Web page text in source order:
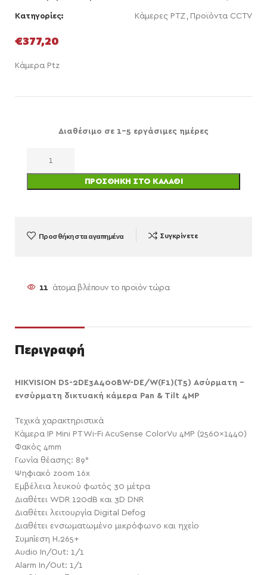
Κατηγορίες: Κάμερες PTZ , Προϊόντα CCTV
€377,20
Κάμερα Ptz
Διαθέσιμο σε 1-5 εργάσιμες ημέρες
ΠΡΟΣΘΉΚΗ ΣΤΟ ΚΑΛΆΘΙ
Προσθήκη στα αγαπημένα Συγκρίνετε
11 άτομα βλέπουν το προϊόν τώρα
Περιγραφή
HIKVISION DS-2DE3A400BW-DE/W(F1)(T5) Ασύρματη –
ενσύρματη δικτυακή κάμερα Pan & Tilt 4MP
Τεχικά χαρακτηριστικά
Κάμερα IP Mini PT Wi-Fi AcuSense ColorVu 4MP (2560×1440)
Φακός 4mm
Γωνία θέασης: 89°
Ψηφιακό zoom 16x
Εμβέλεια λευκού φωτός 30 μέτρα
Διαθέτει WDR 120dB και 3D DNR
Διαθέτει λειτουργία Digital Defog
Διαθέτει ενσωματωμένο μικρόφωνο και ηχείο
Συμπίεση H.265+
Audio In/Out: 1/1
Alarm In/Out: 1/1